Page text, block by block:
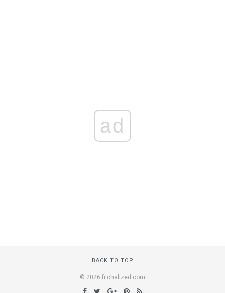
ad
BACK TO TOP
© 2026 fr.chalized.com